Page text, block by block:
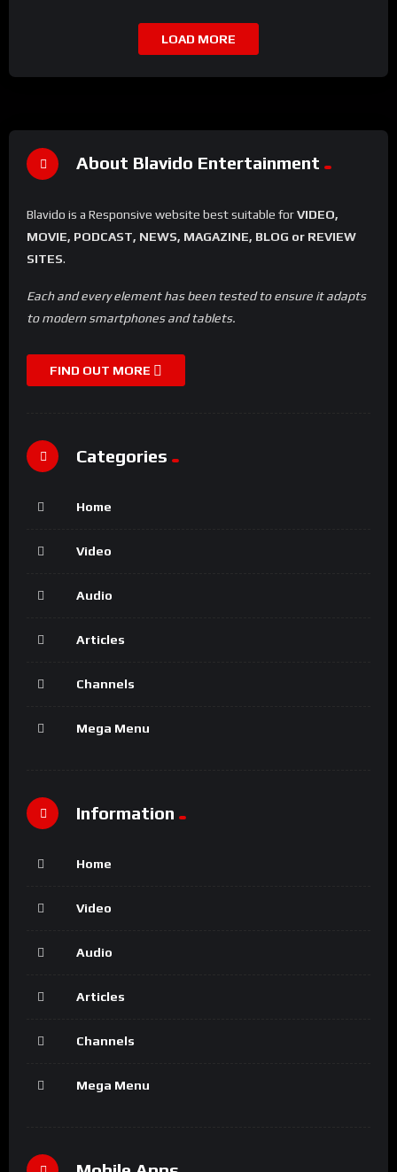
LOAD MORE
About Blavido Entertainment
Blavido is a Responsive website best suitable forVIDEO,
MOVIE, PODCAST, NEWS, MAGAZINE, BLOG or REVIEW
SITES.
Each and every element has been tested to ensure it adapts
to modern smartphones and tablets.
FIND OUT MORE
Categories
Home
Video
Audio
Articles
Channels
Mega Menu
Information
Home
Video
Audio
Articles
Channels
Mega Menu